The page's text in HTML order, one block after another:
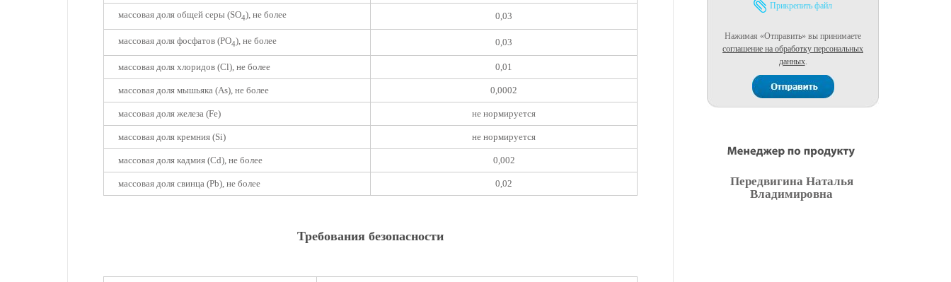
массовая доля общей серы (SO4), не более 0,03
массовая доля фосфатов (PO4), не более 0,03
массовая доля хлоридов (Cl), не более 0,01
массовая доля мышьяка (As), не более 0,0002
массовая доля железа (Fe) не нормируется
массовая доля кремния (Si) не нормируется
массовая доля кадмия (Cd), не более 0,002
массовая доля свинца (Pb), не более 0,02
Требования безопасности
Прикрепить файл
Нажимая «Отправить» вы принимаете
соглашение на обработку персональных
данных.
Передвигина Наталья
Владимировна